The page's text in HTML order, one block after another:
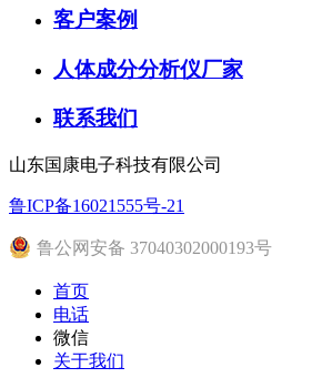
客户案例
人体成分分析仪厂家
联系我们
山东国康电子科技有限公司
鲁ICP备16021555号-21
鲁公网安备 37040302000193号
首页
电话
微信
关于我们